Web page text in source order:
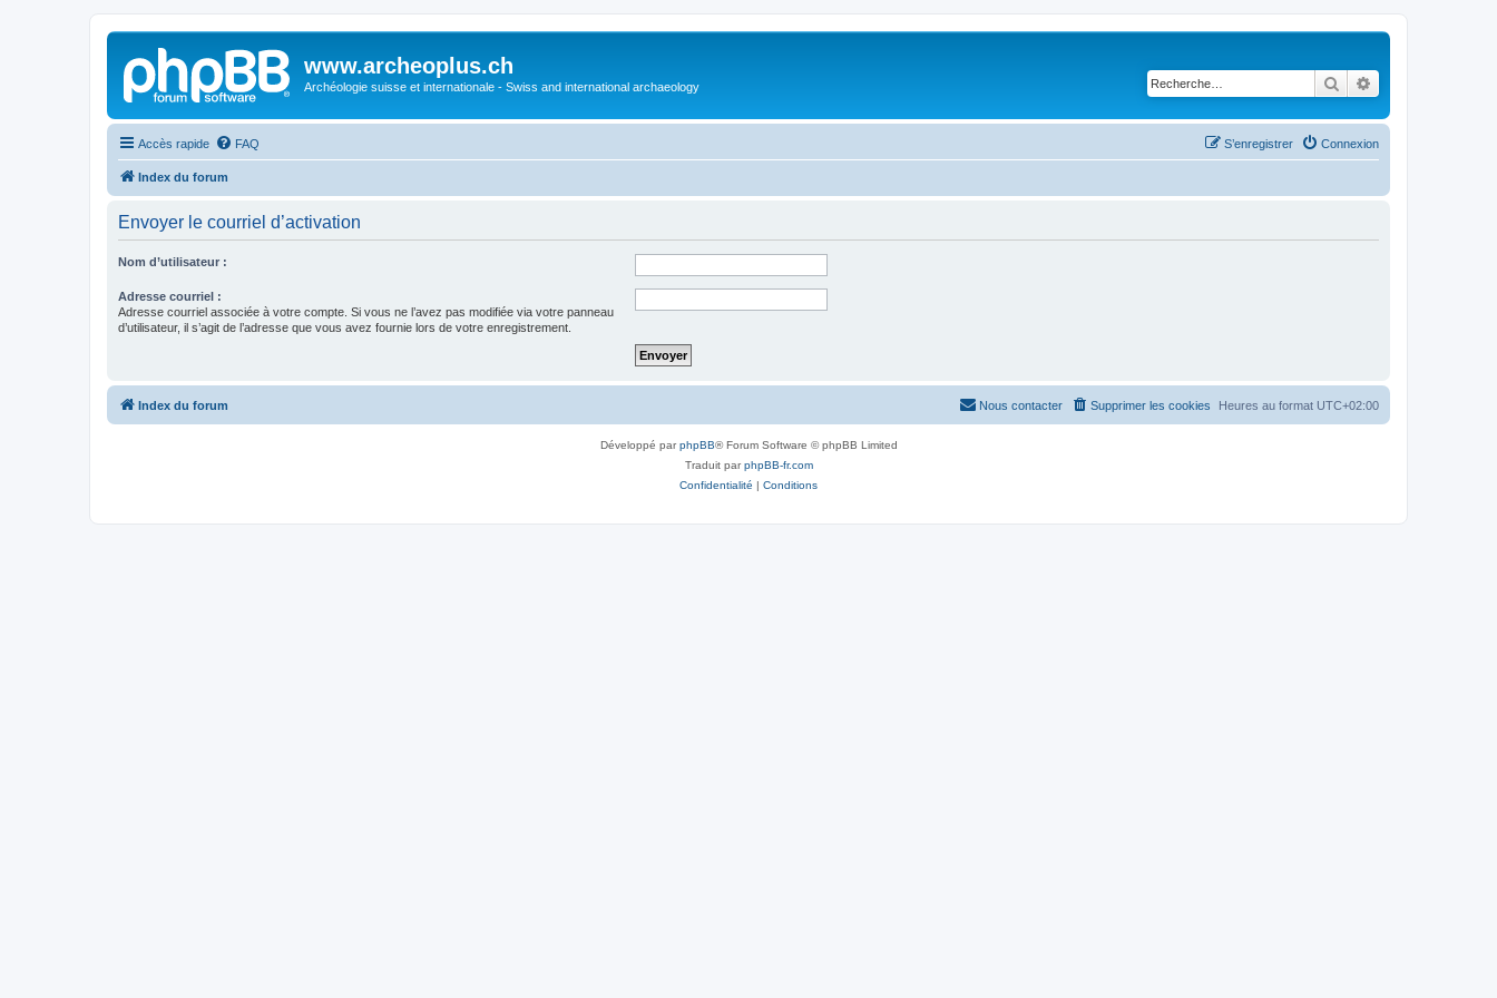
www.archeoplus.ch
Archéologie suisse et internationale - Swiss and international archaeology Rechercher
Accès rapide FAQ Connexion
S’enregistrer
Index du forum
Envoyer le courriel d’activation
Nom d’utilisateur :
Adresse courriel :
Adresse courriel associée à votre compte. Si vous ne l’avez pas modifiée via votre panneau
d’utilisateur, il s’agit de l’adresse que vous avez fournie lors de votre enregistrement.
Index du forum Heures au format UTC+02:00
Supprimer les cookies
Nous contacter
Développé parphpBB® Forum Software © phpBB Limited
Traduit parphpBB-fr.com
Confidentialité | Conditions